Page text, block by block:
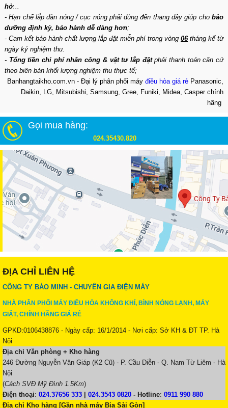
hở...
- Hạn chế lắp dàn nóng / cục nóng phải dùng đến thang dây giúp chobảo
dưỡng định kỳ, bảo hành dễ dàng hơn;
- Cam kết bảo hành chất lượng lắp đặt miễn phí trong vòng 06tháng kể từ
ngày ký nghiệm thu.
- Tổng tiền chi phí nhân công & vật tư lắp đặtphải thanh toán căn cứ
theo biên bản khối lượng nghiệm thu thực tế;
Banhangtaikho.com.vn - Đại lý phân phối máy điều hòa giá rẻ Panasonic,
Daikin, LG, Mitsubishi, Samsung, Gree, Funiki, Midea, Casper chính
hãng
Gọi mua hàng:
024.35430.820
ĐỊA CHỈ LIÊN HỆ
CÔNG TY BẢO MINH - CHUYÊN GIA ĐIỆN MÁY
NHÀ PHÂN PHỐI MÁY ĐIỀU HÒA KHÔNG KHÍ, BÌNH NÓNG LẠNH, MÁY
GIẶT, CHÍNH HÃNG GIÁ RẺ
GPKD:0106438876 - Ngày cấp: 16/1/2014 - Nơi cấp: Sở KH & ĐT TP. Hà
Nội
Địa chỉ Văn phòng + Kho hàng
246 Đường Nguyễn Văn Giáp (K2 Cũ) - P. Cầu Diễn - Q. Nam Từ Liêm - Hà
Nội
(Cách SVĐ Mỹ Đình 1.5Km)
Điện thoại: 024.37656 333 | 024.3543 0820 - Hotline: 0911 990 880
Địa chỉ Kho hàng [Gần nhà máy Bia Sài Gòn]